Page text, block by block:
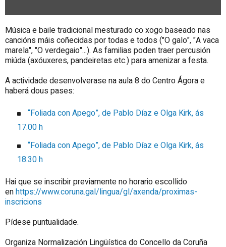
Música e baile tradicional mesturado co xogo baseado nas
cancións máis coñecidas por todas e todos ("O galo", "A vaca
marela", "O verdegaio"...). As familias poden traer percusión
miúda (axóuxeres, pandeiretas etc.) para amenizar a festa.
A actividade desenvolverase na aula 8 do Centro Ágora e
haberá dous pases:
“Foliada con Apego”, de Pablo Díaz e Olga Kirk, ás
17.00 h
“Foliada con Apego”, de Pablo Díaz e Olga Kirk, ás
18.30 h
Hai que se inscribir previamente no horario escollido
enhttps://www.coruna.gal/lingua/gl/axenda/proximas-
inscricions
Pídese puntualidade.
Organiza Normalización Lingüística do Concello da Coruña